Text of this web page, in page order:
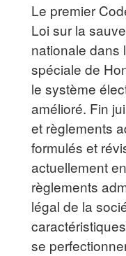
Le premier
Loi sur la
nationale dans
spéciale de
le système
amélioré. Fin
et règlements
formulés et
actuellement
règlements
légal de la
se